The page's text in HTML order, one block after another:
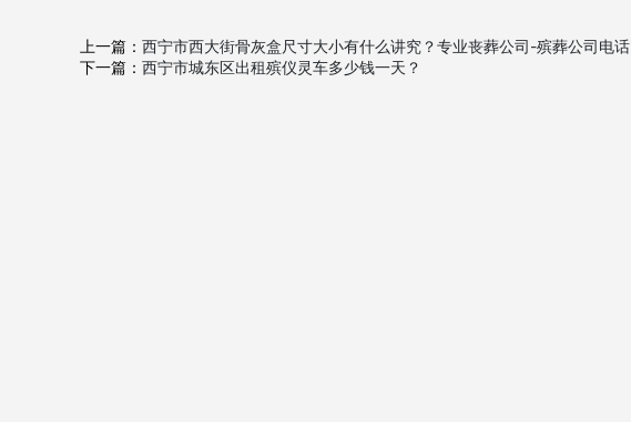
上一篇： 西宁市西大街骨灰盒尺寸大小有什么讲究？专业丧葬公司-殡葬公司电话
下一篇： 西宁市城东区出租殡仪灵车多少钱一天？